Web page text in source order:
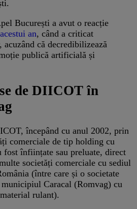
București a avut o reacție
an, când a criticat
acuzând că decredibilizează
publică artificială și
de DIICOT în
începând cu anul 2002, prin
comerciale de tip holding cu
înființate sau preluate, direct
societăți comerciale cu sediul
(între care și o societate
Caracal (Romvag) cu
rulant).